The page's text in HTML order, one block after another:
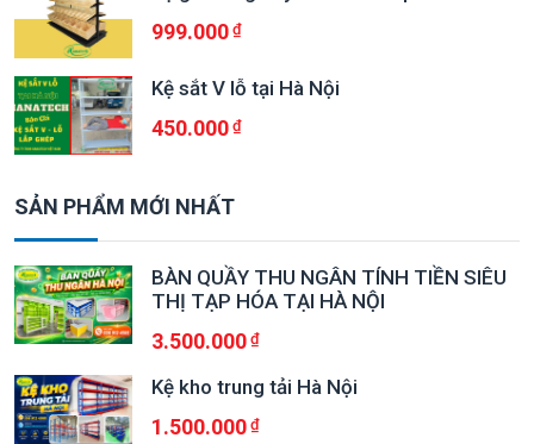
999.000
Kệ sắt V lỗ tại Hà Nội
450.000
SẢN PHẨM MỚI NHẤT
BÀN QUẦY THU NGÂN TÍNH TIỀN SIÊU
THỊ TẠP HÓA TẠI HÀ NỘI
3.500.000
Kệ kho trung tải Hà Nội
1.500.000